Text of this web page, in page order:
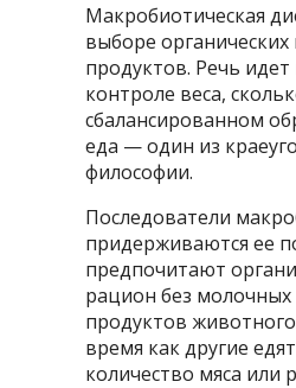
Макробиотическая
выборе
продуктов. Речь идет
контроле веса,
сбалансированном
еда — один из
философии.
Последователи
придерживаются ее
предпочитают
рацион без
продуктов
время как другие
количество мяса или